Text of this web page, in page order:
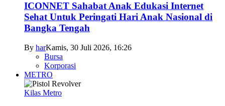
ICONNET Sahabat Anak Edukasi Internet
Sehat Untuk Peringati Hari Anak Nasional di
Bangka Tengah
By harKamis, 30 Juli 2026, 16:26
Bursa
Korporasi
METRO
Kilas Metro